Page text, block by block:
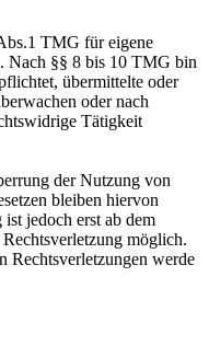
TMG für eigene
Nach §§ 8 bis 10 TMG bin
übermittelte oder
oder nach
Tätigkeit
der Nutzung von
bleiben hiervon
jedoch erst ab dem
möglich.
Rechtsverletzungen werde